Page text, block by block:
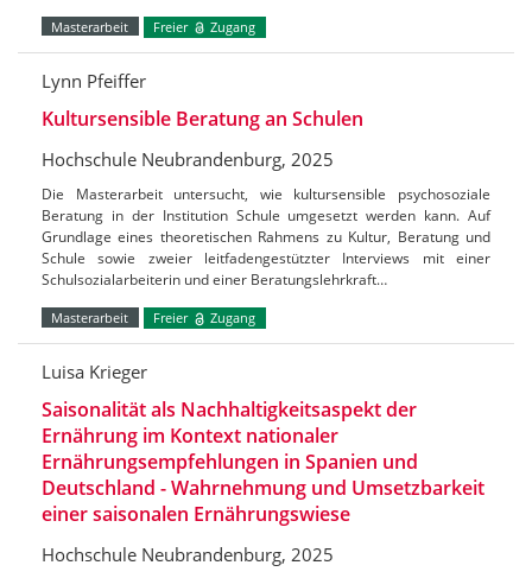
Masterarbeit Freier Zugang
Lynn Pfeiffer
Kultursensible Beratung an Schulen
Hochschule Neubrandenburg, 2025
Die Masterarbeit untersucht, wie kultursensible psychosoziale
Beratung in der Institution Schule umgesetzt werden kann. Auf
Grundlage eines theoretischen Rahmens zu Kultur, Beratung und
Schule sowie zweier leitfadengestützter Interviews mit einer
Schulsozialarbeiterin und einer Beratungslehrkraft…
Masterarbeit Freier Zugang
Luisa Krieger
Saisonalität als Nachhaltigkeitsaspekt der
Ernährung im Kontext nationaler
Ernährungsempfehlungen in Spanien und
Deutschland - Wahrnehmung und Umsetzbarkeit
einer saisonalen Ernährungswiese
Hochschule Neubrandenburg, 2025